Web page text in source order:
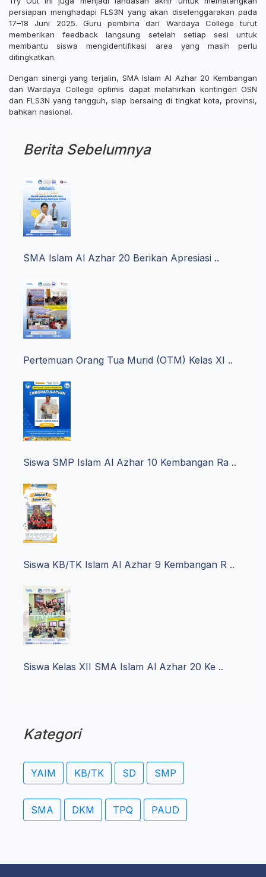
persiapan menghadapi FLS3N yang akan diselenggarakan pada
17–18 Juni 2025. Guru pembina dari Wardaya College turut
memberikan feedback langsung setelah setiap sesi untuk
membantu siswa mengidentifikasi area yang masih perlu
ditingkatkan.
Dengan sinergi yang terjalin, SMA Islam Al Azhar 20 Kembangan
dan Wardaya College optimis dapat melahirkan kontingen OSN
dan FLS3N yang tangguh, siap bersaing di tingkat kota, provinsi,
bahkan nasional.
Berita Sebelumnya
SMA Islam Al Azhar 20 Berikan Apresiasi ..
Pertemuan Orang Tua Murid (OTM) Kelas XI ..
Siswa SMP Islam Al Azhar 10 Kembangan Ra ..
Siswa KB/TK Islam Al Azhar 9 Kembangan R ..
Siswa Kelas XII SMA Islam Al Azhar 20 Ke ..
Kategori
YAIM KB/TK SD SMP
SMA DKM TPQ PAUD